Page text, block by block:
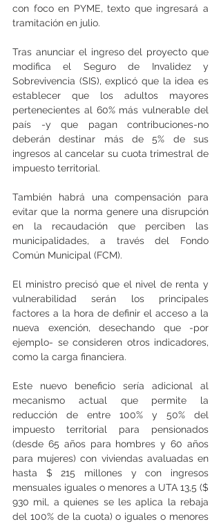
con foco en PYME, texto que ingresará a
tramitación en julio.
Tras anunciar el ingreso del proyecto que
modifica el Seguro de Invalidez y
Sobrevivencia (SIS), explicó que la idea es
establecer que los adultos mayores
pertenecientes al 60% más vulnerable del
país -y que pagan contribuciones-no
deberán destinar más de 5% de sus
ingresos al cancelar su cuota trimestral de
impuesto territorial.
También habrá una compensación para
evitar que la norma genere una disrupción
en la recaudación que perciben las
municipalidades, a través del Fondo
Común Municipal (FCM).
El ministro precisó que el nivel de renta y
vulnerabilidad serán los principales
factores a la hora de definir el acceso a la
nueva exención, desechando que -por
ejemplo- se consideren otros indicadores,
como la carga financiera.
Este nuevo beneficio sería adicional al
mecanismo actual que permite la
reducción de entre 100% y 50% del
impuesto territorial para pensionados
(desde 65 años para hombres y 60 años
para mujeres) con viviendas avaluadas en
hasta $ 215 millones y con ingresos
mensuales iguales o menores a UTA 13,5 ($
930 mil, a quienes se les aplica la rebaja
del 100% de la cuota) o iguales o menores